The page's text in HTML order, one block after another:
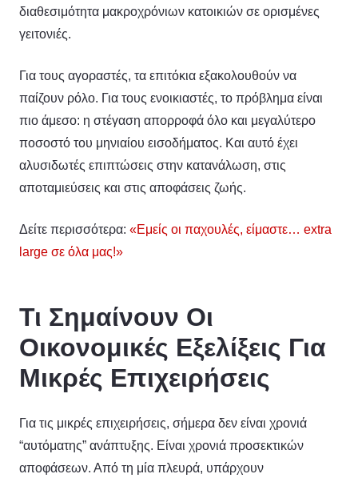
διαθεσιμότητα μακροχρόνιων κατοικιών σε ορισμένες
γειτονιές.
Για τους αγοραστές, τα επιτόκια εξακολουθούν να
παίζουν ρόλο. Για τους ενοικιαστές, το πρόβλημα είναι
πιο άμεσο: η στέγαση απορροφά όλο και μεγαλύτερο
ποσοστό του μηνιαίου εισοδήματος. Και αυτό έχει
αλυσιδωτές επιπτώσεις στην κατανάλωση, στις
αποταμιεύσεις και στις αποφάσεις ζωής.
Δείτε περισσότερα: «Εμείς οι παχουλές, είμαστε… extra
large σε όλα μας!»
Τι Σημαίνουν Οι
Οικονομικές Εξελίξεις Για
Μικρές Επιχειρήσεις
Για τις μικρές επιχειρήσεις, σήμερα δεν είναι χρονιά
“αυτόματης” ανάπτυξης. Είναι χρονιά προσεκτικών
αποφάσεων. Από τη μία πλευρά, υπάρχουν